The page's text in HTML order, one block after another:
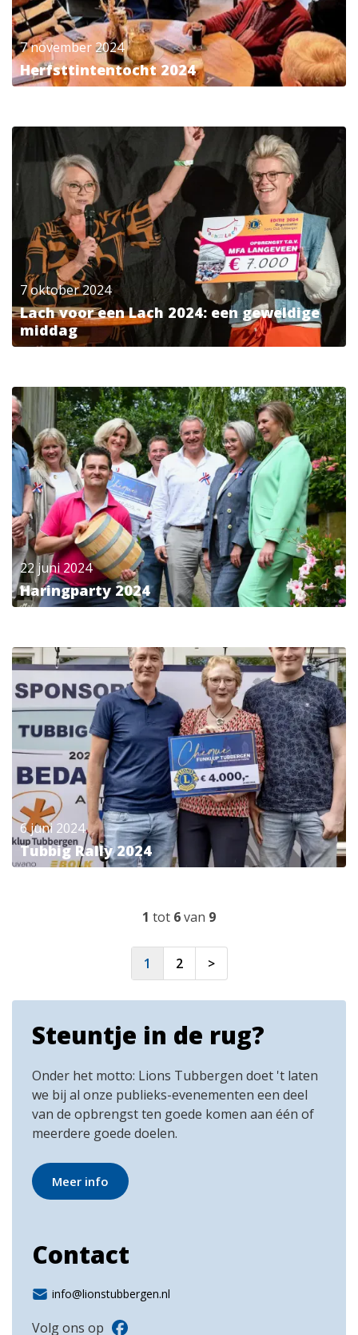
7 november 2024
Herfsttintentocht 2024
7 oktober 2024
Lach voor een Lach 2024: een geweldige
middag
22 juni 2024
Haringparty 2024
6 juni 2024
Tubbig Rally 2024
1 tot 6van 9
1 2 >
Steuntje in de rug?
Onder het motto: Lions Tubbergen doet 't laten
we bij al onze publieks-evenementen een deel
van de opbrengst ten goede komen aan één of
meerdere goede doelen.
Meer info
Contact
info@lionstubbergen.nl
Volg ons op